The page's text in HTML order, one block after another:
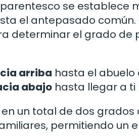
se establece
el antepasado
determinar el grado de
arriba hasta el abuelo
abajo hasta llegar a ti
en un total de dos
permitiendo un